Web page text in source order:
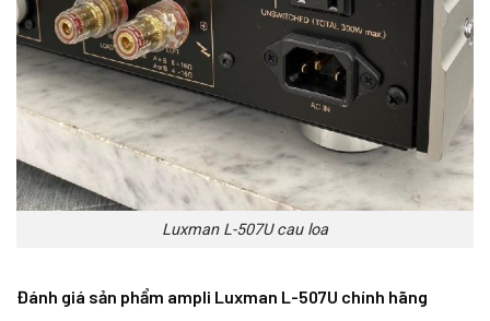
Luxman L-507U cau loa
Đánh giá sản phẩm ampli Luxman L-507U chính hãng